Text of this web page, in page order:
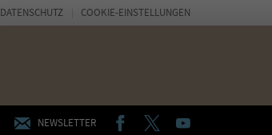
NEWSLETTER FACEBOOKTWITTERYOUTUBE
DATENSCHUTZ COOKIE-EINSTELLUNGEN